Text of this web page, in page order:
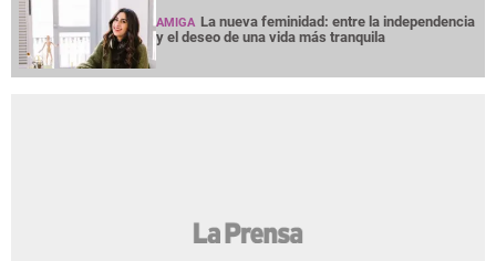
AMIGA La nueva feminidad: entre la independencia
y el deseo de una vida más tranquila